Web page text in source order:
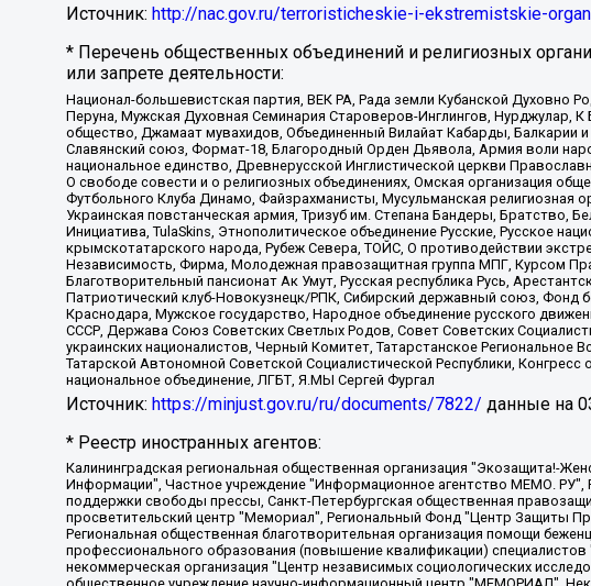
Источник: http://nac.gov.ru/terroristicheskie-i-ekstremistskie-
* Перечень общественных объединений и религиозных
или запрете деятельности:
Национал-большевистская партия, ВЕК РА, Рада земли Кубанской
Перуна, Мужская Духовная Семинария Староверов-Инглингов, Нурджулар,
общество, Джамаат мувахидов, Объединенный Вилайат Кабарды, Балкарии
Славянский союз, Формат-18, Благородный Орден Дьявола, Армия воли
национальное единство, Древнерусской Инглистической церкви
О свободе совести и о религиозных объединениях, Омская организация
Футбольного Клуба Динамо, Файзрахманисты, Мусульманская
Украинская повстанческая армия, Тризуб им. Степана Бандеры, Братство,
Инициатива, TulaSkins, Этнополитическое объединение Русские, Русское
крымскотатарского народа, Рубеж Севера, ТОЙС, О противодействии
Независимость, Фирма, Молодежная правозащитная группа МПГ, Курсом
Благотворительный пансионат Ак Умут, Русская республика Русь,
Патриотический клуб-Новокузнецк/РПК, Сибирский державный союз, Фонд
Краснодара, Мужское государство, Народное объединение русского
СССР, Держава Союз Советских Светлых Родов, Совет Советских
украинских националистов, Черный Комитет, Татарстанское
Татарской Автономной Советской Социалистической Республики,
национальное объединение, ЛГБТ, Я.МЫ Сергей Фургал
Источник: https://minjust.gov.ru/ru/documents/7822/ данные на
* Реестр иностранных агентов:
Калининградская региональная общественная организация "Экозащита!-Женсовет", Фонд содействия защите прав и свобод граждан "Общественный вердикт", Фонд "Институт Развития Свободы Информации", Частное учреждение "Информационное агентство МЕМО. РУ", Региональная общественная организация "Общественная комиссия по сохранению наследия академика Сахарова", Фонд поддержки свободы прессы, Санкт-Петербургская общественная правозащитная организация "Гражданский контроль", Межрегиональная общественная организация "Информационно-просветительский центр "Мемориал", Региональный Фонд "Центр Защиты Прав Средств Массовой Информации", с 05.12.2023 Фонд "Центр Защиты Прав Средств массовой информации", Региональная общественная благотворительная организация помощи беженцам и мигрантам "Гражданское содействие", Негосударственное образовательное учреждение дополнительного профессионального образования (повышение квалификации) специалистов "АКАДЕМИЯ ПО ПРАВАМ ЧЕЛОВЕКА", Свердловская региональная общественная организация "Сутяжник", Автономная некоммерческая организация "Центр независимых социологических исследований", Союз общественных объединений "Российский исследовательский центр по правам человека", Региональное общественное учреждение научно-информационный центр "МЕМОРИАЛ", Некоммерческая организация "Фонд защиты гласности", Автономная некоммерческая организация "Институт прав человека", Городская общественная организация "Екатеринбургское общество "МЕМОРИАЛ", Городская общественная организация "Рязанское историко-просветительское и правозащитное общество "Мемориал" (Рязанский Мемориал), Челябинский региональный орган общественной самодеятельности – женское общественное объединение "Женщины Евразии", Челябинский региональный орган общественной самодеятельности "Уральская правозащитная группа", Фонд содействия защите здоровья и социальной справедливости имени Андрея Рылькова, Автономная Некоммерческая Организация "Аналитический Центр Юрия Левады", Автономная некоммерческая организация социальной поддержки населения "Проект Апрель", Региональная общественная организация помощи женщинам и детям, находящимся в кризисной ситуации "Информационно-методический центр "Анна", Фонд содействия развитию массовых коммуникаций и правовому просвещению "Так-так-Так", Фонд содействия устойчивому развитию "Серебряная тайга", Свердловский региональный общественный фонд социальных проектов "Новое время", "Idel.Реалии", Кавказ.Реалии, Крым.Реалии, Телеканал Настоящее Время, Татаро-башкирская служба Радио Свобода (Azatliq Radiosi), Радио Свободная Европа/Радио Свобода (PCE/PC), "Сибирь.Реалии", "Фактограф", Благотворительный фонд помощи осужденным и их семьям, Автономная некоммерческая организация "Институт глобализации и социальных движений", Фонд "В защиту прав заключенных", Частное учреждение "Центр поддержки и содействия развитию средств массовой информации", Пензенский региональный общественный благотворительный фонд "Гражданский союз", "Север.Реалии", Некоммерческая организация Фонд "Правовая инициатива", Общество с ограниченной ответственностью "Радио Свободная Европа/Радио Свобода", Чешское информационное агентство "MEDIUM-ORIENT", Красноярская региональная общественная организация "Мы против СПИДа", Камалягин Денис Николаевич, Маркелов Сергей Евгеньевич, Пономарев Лев Александрович, Савицкая Людмила Алексеевна, Автономная некоммерческая организация "Центр по работе с проблемой насилия "НАСИЛИЮ.НЕТ", Межрегиональный профессиональный союз работников здравоохранения "Альянс врачей", Юридическое лицо, зарегистрированное в Латвийской Республике, SIA "Medusa Project" (регистрационный номер 40103797863, дата регистрации 10.06.2014), Некоммерческая организация "Фонд по борьбе с коррупцией", Автономная некоммерческая организация "Институт права и публичной политики", Баданин Роман